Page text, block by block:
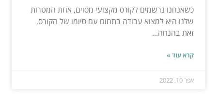
כשאנחנו נרשמים לקורס מקצועי מסוים, אחת המטרות
שלנו היא למצוא עבודה בתחום עם סיומו של הקורס,
זאת בהנחה...
קרא עוד »
אפר 10, 2022